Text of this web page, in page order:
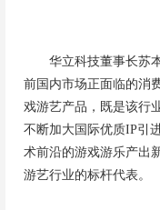
华立科技董事长苏
前国内市场正面临的消
戏游艺产品，既是该行
不断加大国际优质IP引
术前沿的游戏游乐产出
游艺行业的标杆代表。